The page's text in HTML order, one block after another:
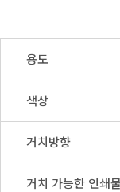
용도
색상
거치방향
거치 가능한 인쇄